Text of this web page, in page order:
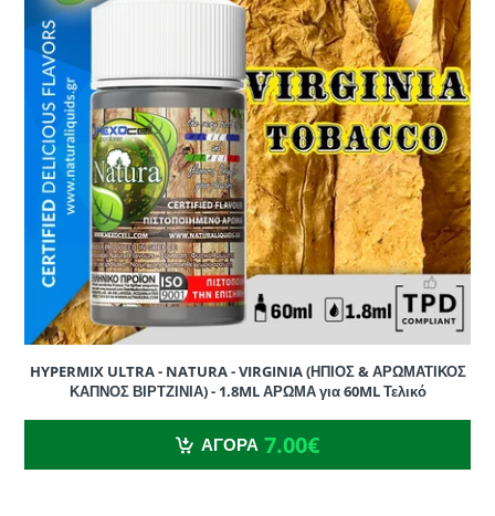
κλικ εδώ
HYPERMIX ULTRA - NATURA - VIRGINIA (ΗΠΙΟΣ & ΑΡΩΜΑΤΙΚΟΣ
ΚΑΠΝΟΣ ΒΙΡΤΖΙΝΙΑ) - 1.8ML ΑΡΩΜΑ για 60ML Τελικό
ΑΓΟΡΑ 7.00€